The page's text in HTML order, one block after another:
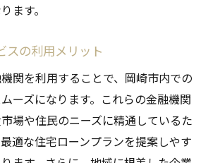
ます。
スの利用メリット
関を利用することで、岡崎市内での
ーズになります。これらの金融機関
場や住民のニーズに精通しているた
適な住宅ローンプランを提案しやす